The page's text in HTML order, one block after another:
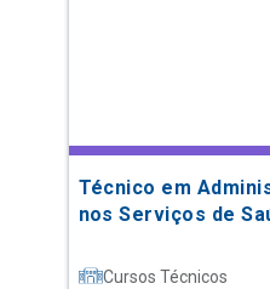
Técnico em
nos Serviços de
Cursos Técnicos